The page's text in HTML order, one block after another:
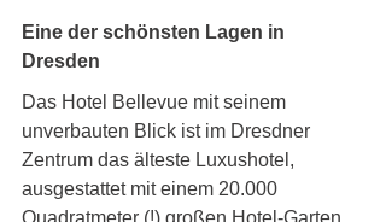
Eine der schönsten Lagen in
Dresden
Das Hotel Bellevue mit seinem
unverbauten Blick ist im Dresdner
Zentrum das älteste Luxushotel,
ausgestattet mit einem 20.000
Quadratmeter (!) großen Hotel-Garten